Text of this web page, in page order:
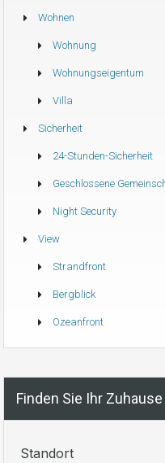
Wohnen
Wohnung
Wohnungseigentum
Villa
Sicherheit
24-Stunden-Sicherheit
Geschlossene
Night Security
View
Strandfront
Bergblick
Ozeanfront
Finden Sie Ihr Zuhause
Standort